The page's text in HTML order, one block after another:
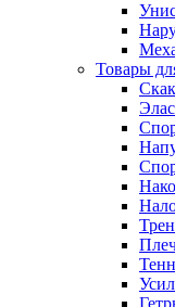
Товары